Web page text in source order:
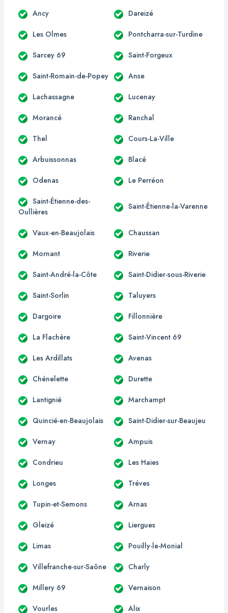
Ancy Dareizé
Les Olmes Pontcharra-sur-Turdine
Sarcey 69 Saint-Forgeux
Saint-Romain-de-Popey Anse
Lachassagne Lucenay
Morancé Ranchal
Thel Cours-La-Ville
Arbuissonnas Blacé
Odenas Le Perréon
Saint-Étienne-des-
Oullières
Saint-Étienne-la-Varenne
Vaux-en-Beaujolais Chaussan
Mornant Riverie
Saint-André-la-Côte Saint-Didier-sous-Riverie
Saint-Sorlin Taluyers
Dargoire Fillonnière
La Flachère Saint-Vincent 69
Les Ardillats Avenas
Chénelette Durette
Lantignié Marchampt
Quincié-en-Beaujolais Saint-Didier-sur-Beaujeu
Vernay Ampuis
Condrieu Les Haies
Longes Tréves
Tupin-et-Semons Arnas
Gleizé Liergues
Limas Pouilly-le-Monial
Villefranche-sur-Saône Charly
Millery 69 Vernaison
Vourles Alix